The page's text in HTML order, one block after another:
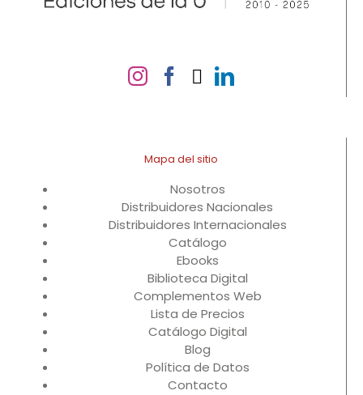
Mapa del sitio
Nosotros
Distribuidores Nacionales
Distribuidores Internacionales
Catálogo
Ebooks
Biblioteca Digital
Complementos Web
Lista de Precios
Catálogo Digital
Blog
Política de Datos
Contacto